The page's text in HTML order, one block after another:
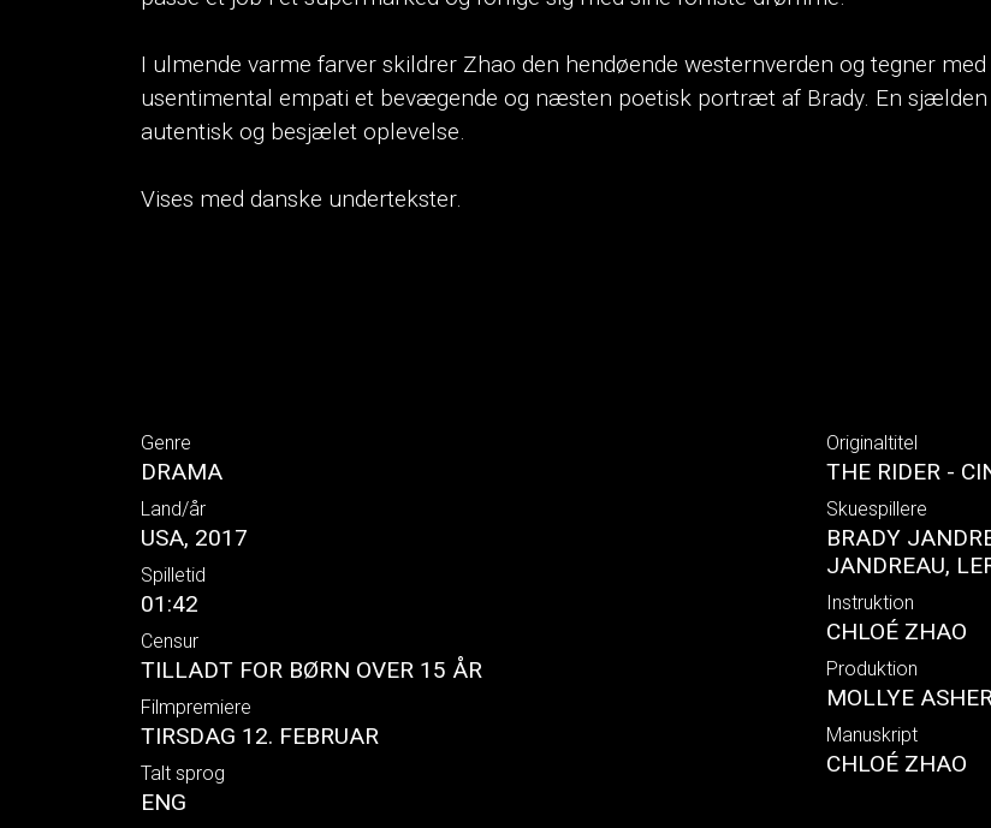
I ulmende varme farver skildrer Zhao den hendøende westernverden og tegner med
usentimental empati et bevægende og næsten poetisk portræt af Brady. En sjælden
autentisk og besjælet oplevelse.
Vises med danske undertekster.
Genre
DRAMA
Land/år
USA, 2017
Spilletid
01:42
Censur
TILLADT FOR BØRN OVER 15 ÅR
Filmpremiere
TIRSDAG 12. FEBRUAR
Talt sprog
ENG
Originaltitel
THE RIDER -
Skuespillere
BRADY
JANDREAU,
Instruktion
CHLOÉ ZHAO
Produktion
MOLLYE
Manuskript
CHLOÉ ZHAO